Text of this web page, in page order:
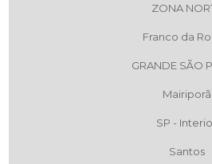
ZONA
Franco da
GRANDE SÃO
Mairiporã
SP -
Santos